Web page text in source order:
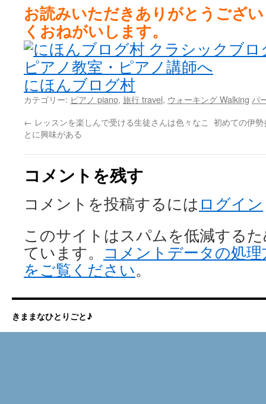
お読みいただきありがとうござ
くおねがいします。
にほんブログ村
カテゴリー: ピアノ piano, 旅行 travel, ウォーキング Walking パ
← レッスンを楽しんで受ける生徒さんは色々なこ
とに興味がある
初めての伊
コメントを残す
コメントを投稿するには ログイン
このサイトはスパムを低減するた
ています。
コメントデータの処
をご覧ください。
きままなひとりごと♪